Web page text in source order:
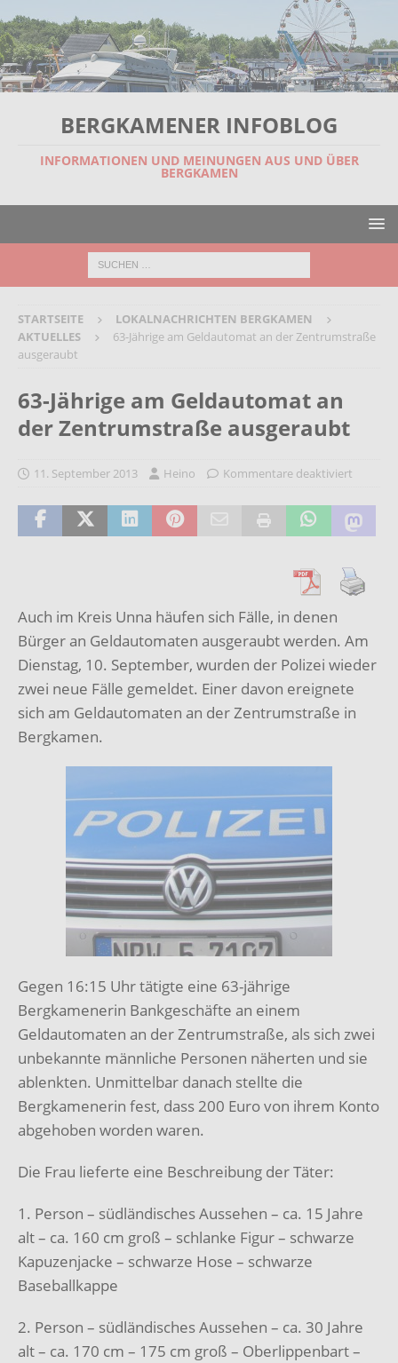
BERGKAMENER INFOBLOG
INFORMATIONEN UND MEINUNGEN AUS UND ÜBER
BERGKAMEN
STARTSEITE
LOKALNACHRICHTEN BERGKAMEN
AKTUELLES
63-Jährige am Geldautomat an der Zentrumstraße
ausgeraubt
63-Jährige am Geldautomat an
der Zentrumstraße ausgeraubt
11. September 2013 Heino Kommentare deaktiviert
Auch im Kreis Unna häufen sich Fälle, in denen
Bürger an Geldautomaten ausgeraubt werden. Am
Dienstag, 10. September, wurden der Polizei wieder
zwei neue Fälle gemeldet. Einer davon ereignete
sich am Geldautomaten an der Zentrumstraße in
Bergkamen.
Gegen 16:15 Uhr tätigte eine 63-jährige
Bergkamenerin Bankgeschäfte an einem
Geldautomaten an der Zentrumstraße, als sich zwei
unbekannte männliche Personen näherten und sie
ablenkten. Unmittelbar danach stellte die
Bergkamenerin fest, dass 200 Euro von ihrem Konto
abgehoben worden waren.
Die Frau lieferte eine Beschreibung der Täter:
1. Person – südländisches Aussehen – ca. 15 Jahre
alt – ca. 160 cm groß – schlanke Figur – schwarze
Kapuzenjacke – schwarze Hose – schwarze
Baseballkappe
2. Person – südländisches Aussehen – ca. 30 Jahre
alt – ca. 170 cm – 175 cm groß – Oberlippenbart –